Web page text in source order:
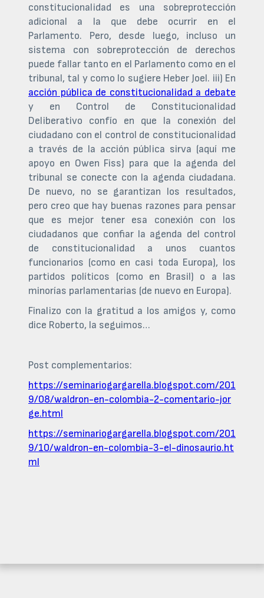
constitucionalidad es una sobreprotección
adicional a la que debe ocurrir en el
Parlamento. Pero, desde luego, incluso un
sistema con sobreprotección de derechos
puede fallar tanto en el Parlamento como en el
tribunal, tal y como lo sugiere Heber Joel. iii) En
acción pública de constitucionalidad a debate
y en Control de Constitucionalidad
Deliberativo confío en que la conexión del
ciudadano con el control de constitucionalidad
a través de la acción pública sirva (aquí me
apoyo en Owen Fiss) para que la agenda del
tribunal se conecte con la agenda ciudadana.
De nuevo, no se garantizan los resultados,
pero creo que hay buenas razones para pensar
que es mejor tener esa conexión con los
ciudadanos que confiar la agenda del control
de constitucionalidad a unos cuantos
funcionarios (como en casi toda Europa), los
partidos políticos (como en Brasil) o a las
minorías parlamentarias (de nuevo en Europa).
Finalizo con la gratitud a los amigos y, como
dice Roberto, la seguimos…
Post complementarios:
https://seminariogargarella.blogspot.com/201
9/08/waldron-en-colombia-2-comentario-jor
ge.html
https://seminariogargarella.blogspot.com/201
9/10/waldron-en-colombia-3-el-dinosaurio.ht
ml